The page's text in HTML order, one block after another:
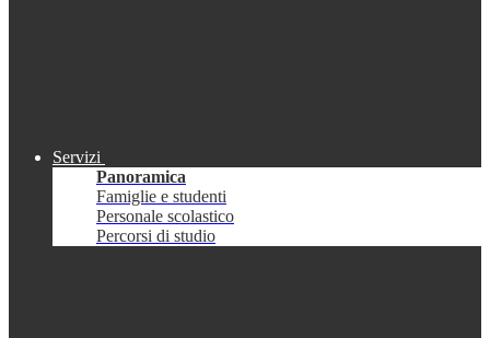
Servizi
Panoramica
Famiglie e studenti
Personale scolastico
Percorsi di studio